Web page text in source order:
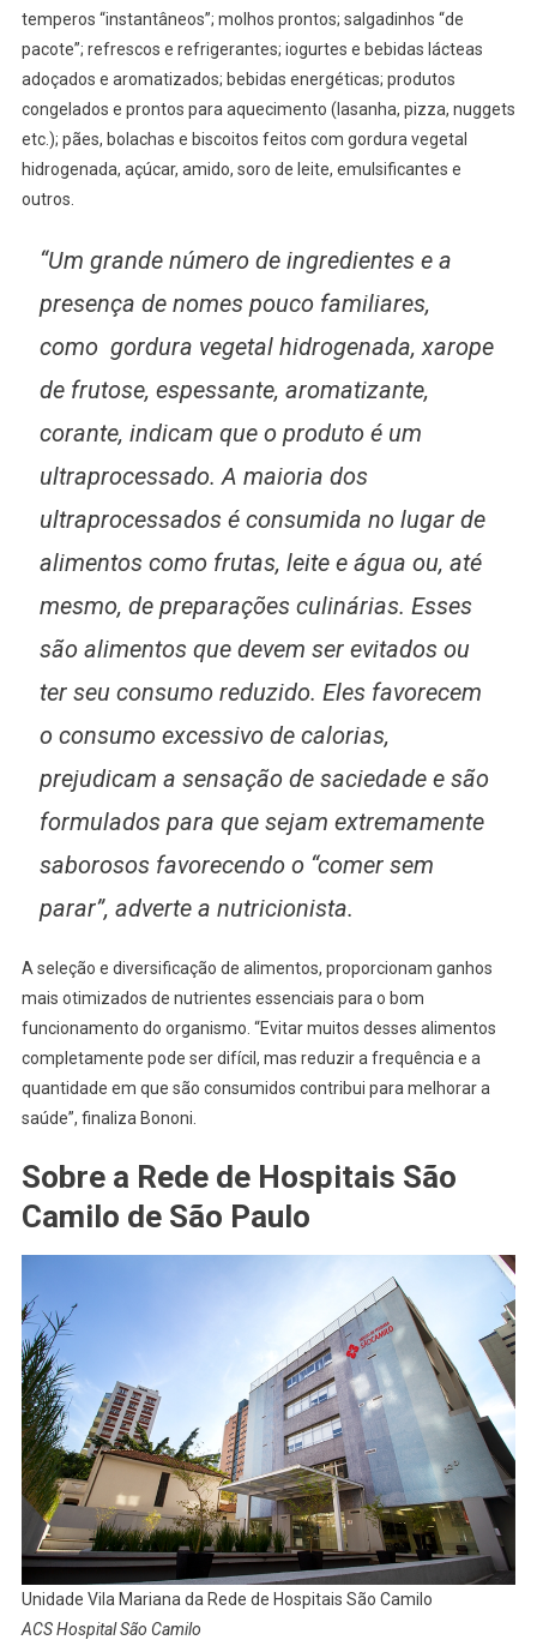
temperos “instantâneos”; molhos prontos; salgadinhos “de
pacote”; refrescos e refrigerantes; iogurtes e bebidas lácteas
adoçados e aromatizados; bebidas energéticas; produtos
congelados e prontos para aquecimento (lasanha, pizza, nuggets
etc.); pães, bolachas e biscoitos feitos com gordura vegetal
hidrogenada, açúcar, amido, soro de leite, emulsificantes e
outros.
“Um grande número de ingredientes e a
presença de nomes pouco familiares,
como gordura vegetal hidrogenada, xarope
de frutose, espessante, aromatizante,
corante, indicam que o produto é um
ultraprocessado. A maioria dos
ultraprocessados é consumida no lugar de
alimentos como frutas, leite e água ou, até
mesmo, de preparações culinárias. Esses
são alimentos que devem ser evitados ou
ter seu consumo reduzido. Eles favorecem
o consumo excessivo de calorias,
prejudicam a sensação de saciedade e são
formulados para que sejam extremamente
saborosos favorecendo o “comer sem
parar”, adverte a nutricionista.
A seleção e diversificação de alimentos, proporcionam ganhos
mais otimizados de nutrientes essenciais para o bom
funcionamento do organismo. “Evitar muitos desses alimentos
completamente pode ser difícil, mas reduzir a frequência e a
quantidade em que são consumidos contribui para melhorar a
saúde”, finaliza Bononi.
Sobre a Rede de Hospitais São
Camilo de São Paulo
Unidade Vila Mariana da Rede de Hospitais São Camilo
ACS Hospital São Camilo